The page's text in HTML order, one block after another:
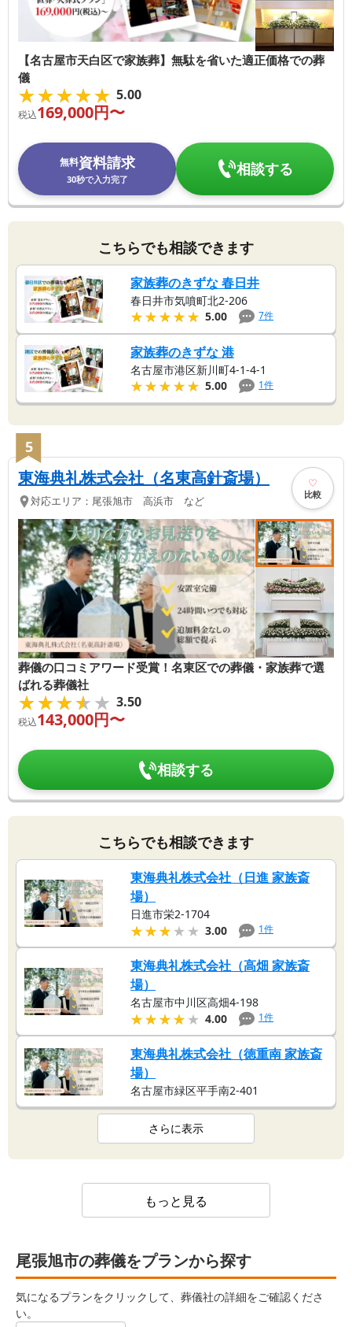
【名古屋市天白区で家族葬】無駄を省いた適正価格での葬
儀
★★★★★
★★★★★ 5.00
税込169,000円〜
無料資料請求
30秒で入力完了
相談する
こちらでも相談できます
家族葬のきずな 春日井
春日井市気噴町北2-206
★★★★★
★★★★★ 5.00 7件
家族葬のきずな 港
名古屋市港区新川町4-1-4-1
★★★★★
★★★★★ 5.00 1件
5
東海典礼株式会社（名東高針斎場）
対応エリア： 尾張旭市 高浜市 など 比較
葬儀の口コミアワード受賞！名東区での葬儀・家族葬で選
ばれる葬儀社
★★★★★
★★★★★ 3.50
税込143,000円〜
相談する
こちらでも相談できます
東海典礼株式会社（日進 家族斎
場）
日進市栄2-1704
★★★★★
★★★★★ 3.00 1件
東海典礼株式会社（高畑 家族斎
場）
名古屋市中川区高畑4-198
★★★★★
★★★★★ 4.00 1件
東海典礼株式会社（徳重南 家族斎
場）
名古屋市緑区平手南2-401
さらに表示
もっと見る
尾張旭市の葬儀をプランから探す
気になるプランをクリックして、葬儀社の詳細をご確認くださ
い。